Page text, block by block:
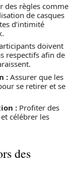
des règles comme
de casques
d’intimité
doivent
respectifs afin de
: Assurer que les
se retirer et se
: Profiter des
célébrer les
des